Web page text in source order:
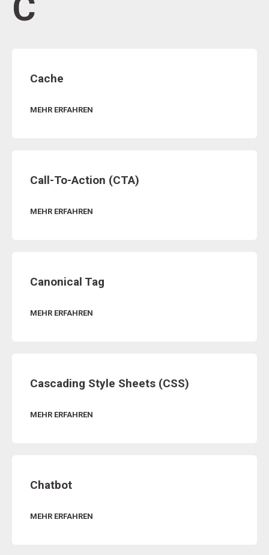
Cache
MEHR ERFAHREN
Call-To-Action (CTA)
MEHR ERFAHREN
Canonical Tag
MEHR ERFAHREN
Cascading Style Sheets (CSS)
MEHR ERFAHREN
Chatbot
MEHR ERFAHREN